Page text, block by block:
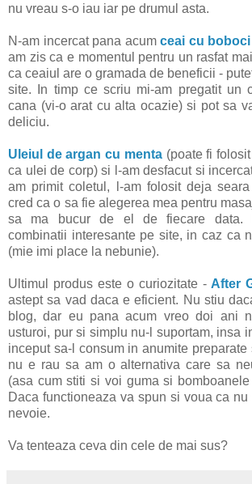
nu vreau s-o iau iar pe drumul asta.
N-am incercat pana acumceai cu
am zis ca e momentul pentru un rasfat
ca ceaiul are o gramada de beneficii -
site. In timp ce scriu mi-am pregatit un
cana (vi-o arat cu alta ocazie) si pot sa
deliciu.
Uleiul de argan cu menta(poate fi
ca ulei de corp) si l-am desfacut si
am primit coletul, l-am folosit deja
cred ca o sa fie alegerea mea pentru
sa ma bucur de el de fiecare data.
combinatii interesante pe site, in caz ca
(mie imi place la nebunie).
Ultimul produs este o curiozitate - After
astept sa vad daca e eficient. Nu stiu
blog, dar eu pana acum vreo doi ani
usturoi, pur si simplu nu-l suportam, insa
inceput sa-l consum in anumite preparate
nu e rau sa am o alternativa care sa
(asa cum stiti si voi guma si
Daca functioneaza va spun si voua ca
nevoie.
Va tenteaza ceva din cele de mai sus?